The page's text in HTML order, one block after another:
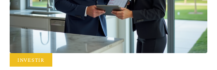
INVESTIR